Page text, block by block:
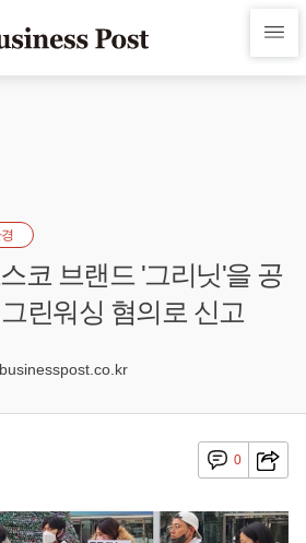
코 브랜드 '그리닛'을 공
린워싱 혐의로 신고
0